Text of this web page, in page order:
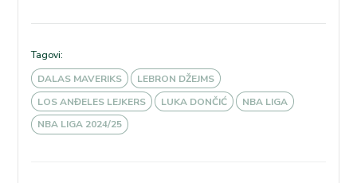
Tagovi:
DALAS MAVERIKS
LEBRON DŽEJMS
LOS ANĐELES LEJKERS
LUKA DONČIĆ
NBA LIGA
NBA LIGA 2024/25